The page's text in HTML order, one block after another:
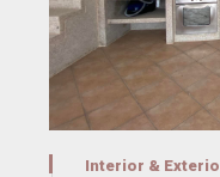
Interior &